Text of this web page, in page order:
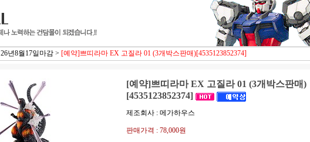
26년8월17일마감 > [예약]쁘띠라마 EX 고질라 01 (3개박스판매)[4535123852374]
[예약]쁘띠라마 EX 고질라 01 (3개박스판매)
[4535123852374]
제조회사 : 메가하우스
판매가격 : 78,000원